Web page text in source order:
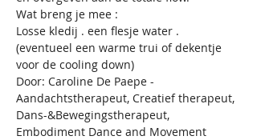
Wat breng je mee :
Losse kledij . een flesje water .
(eventueel een warme trui of dekentje
voor de cooling down)
Door: Caroline De Paepe -
Aandachtstherapeut, Creatief therapeut,
Dans-&Bewegingstherapeut,
Embodiment Dance and Movement